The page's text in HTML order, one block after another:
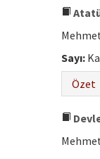
Sayı:
Özet